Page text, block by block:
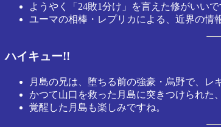
ようやく「24敗1分け」を言えた修がいい
ユーマの相棒・レプリカによる、近界の情
ハイキュー!!
月島の兄は、堕ちる前の強豪・烏野で、レ
かつて山口を救った月島に突きつけられた
覚醒した月島も楽しみですね。